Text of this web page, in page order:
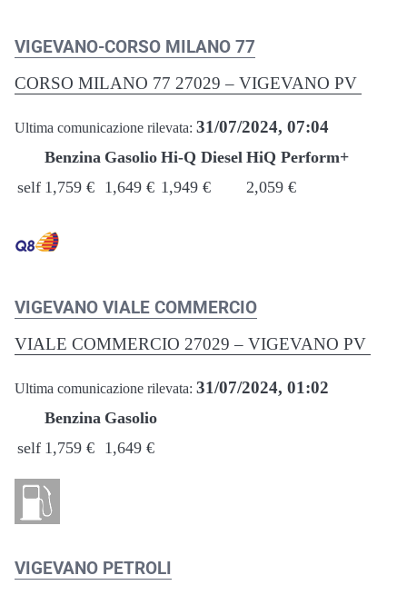
VIGEVANO-CORSO MILANO 77
CORSO MILANO 77 27029 – VIGEVANO PV
Ultima comunicazione rilevata: 31/07/2024, 07:04
Benzina Gasolio Hi-Q Diesel HiQ Perform+
self 1,759 € 1,649 € 1,949 € 2,059 €
VIGEVANO VIALE COMMERCIO
VIALE COMMERCIO 27029 – VIGEVANO PV
Ultima comunicazione rilevata: 31/07/2024, 01:02
Benzina Gasolio
self 1,759 € 1,649 €
VIGEVANO PETROLI